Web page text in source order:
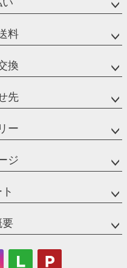
い
料
換
先
ー
ジ
要